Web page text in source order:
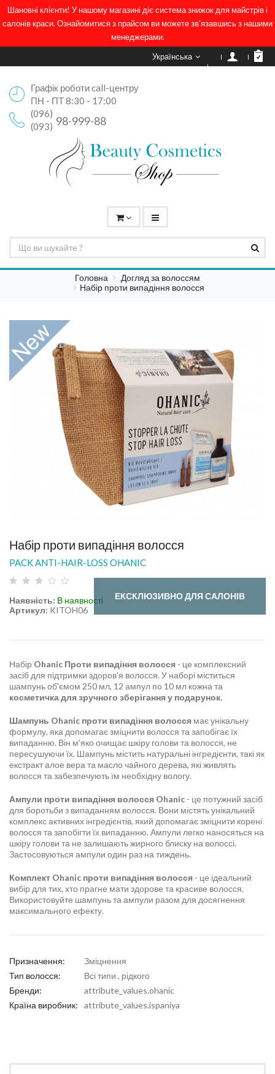
Шановні клієнти! У нашому магазині діє система знижок для майстрів і
салонів краси. Ознайомитися з прайсом ви можете зв'язавшись з нашими
менеджерами.
Українська
Графік роботи call-центру
ПН - ПТ 8:30 - 17:00
(096)
98-999-88
(093)
Головна
Догляд за волоссям
Набір проти випадіння волосся
Набір проти випадіння волосся
PACK ANTI-HAIR-LOSS OHANIC
ЕКСКЛЮЗИВНО ДЛЯ САЛОНІВ
Артикул: KITOH06
Наявність: В наявності
Набір Ohanic Проти випадіння волосся - це комплексний
засіб для підтримки здоров'я волосся. У наборі міститься
шампунь об'ємом 250 мл, 12 ампул по 10 мл кожна та
косметичка для зручного зберігання у подарунок.
Шампунь Ohanic проти випадіння волосся має унікальну
формулу, яка допомагає зміцнити волосся та запобігає їх
випаданню. Він м'яко очищає шкіру голови та волосся, не
пересушуючи їх. Шампунь містить натуральні інгредієнти, такі як
екстракт алое вера та масло чайного дерева, які живлять
волосся та забезпечують їм необхідну вологу.
Ампули проти випадіння волосся Ohanic - це потужний засіб
для боротьби з випаданням волосся. Вони містять унікальний
комплекс активних інгредієнтів, який допомагає зміцнити корені
волосся та запобігти їх випаданню. Ампули легко наносяться на
шкіру голови та не залишають жирного блиску на волоссі.
Застосовуються ампули один раз на тиждень.
Комплект Ohanic проти випадіння волосся - це ідеальний
вибір для тих, хто прагне мати здорове та красиве волосся.
Використовуйте шампунь та ампули разом для досягнення
максимального ефекту.
Призначення:
Зміцнення
Тип волосся:
Всі типи , рідкого
Бренди:
attribute_values.ohanic
Країна виробник:
attribute_values.ispaniya